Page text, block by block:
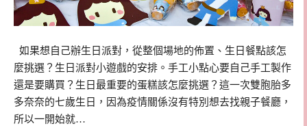
如果想自己辦生日派對，從整個場地的佈置、生日餐點該怎
麼挑選？生日派對小遊戲的安排。手工小點心要自己手工製作
還是要購買？生日最重要的蛋糕該怎麼挑選？這一次雙胞胎多
多奈奈的七歲生日，因為疫情關係沒有特別想去找親子餐廳，
所以一開始就…